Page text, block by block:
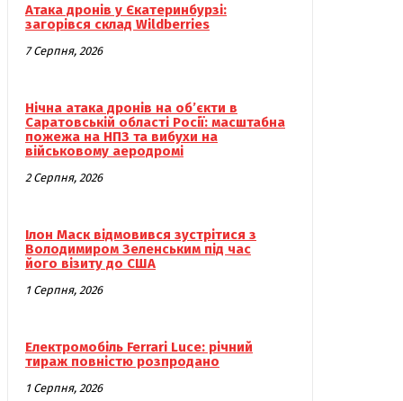
Атака дронів у Єкатеринбурзі:
загорівся склад Wildberries
7 Серпня, 2026
Нічна атака дронів на об’єкти в
Саратовській області Росії: масштабна
пожежа на НПЗ та вибухи на
військовому аеродромі
2 Серпня, 2026
Ілон Маск відмовився зустрітися з
Володимиром Зеленським під час
його візиту до США
1 Серпня, 2026
Електромобіль Ferrari Luce: річний
тираж повністю розпродано
1 Серпня, 2026